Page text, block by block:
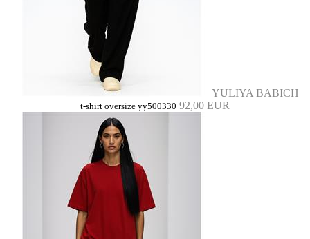
YULIYA BABICH
t-shirt oversize yy500330 92,00 EUR